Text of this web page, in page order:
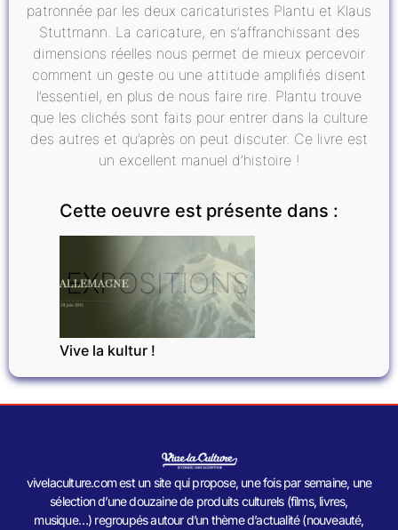
patronnée par les deux caricaturistes Plantu et Klaus
Stuttmann. La caricature, en s’affranchissant des
dimensions réelles nous permet de mieux percevoir
comment un geste ou une attitude amplifiés disent
l’essentiel, en plus de nous faire rire. Plantu trouve
que les clichés sont faits pour entrer dans la culture
des autres et qu’après on peut discuter. Ce livre est
un excellent manuel d’histoire !
Cette oeuvre est présente dans :
EXPOSITIONS
Vive la kultur !
vivelaculture.com est un site qui propose, une fois par semaine, une
sélection d’une douzaine de produits culturels (films, livres,
musique…) regroupés autour d’un thème d’actualité (nouveauté,